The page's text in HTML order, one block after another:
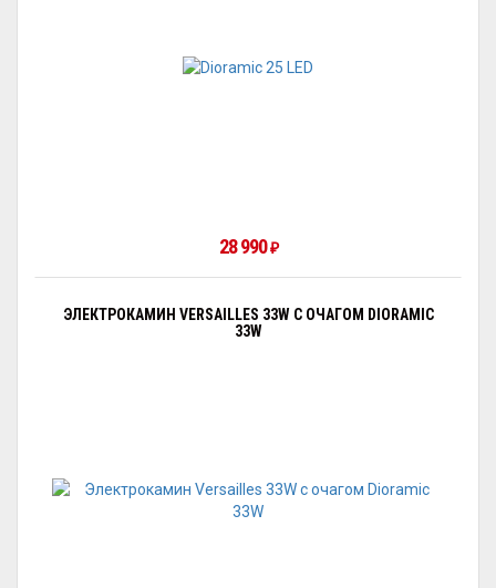
28 990 ₽
ЭЛЕКТРОКАМИН VERSAILLES 33W С ОЧАГОМ DIORAMIC
33W